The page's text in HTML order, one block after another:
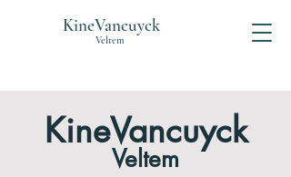
KineVancuyck
Veltem
KineVancuyck
Veltem